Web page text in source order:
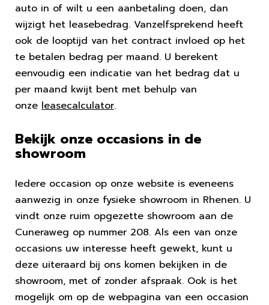
auto in of wilt u een aanbetaling doen, dan
wijzigt het leasebedrag. Vanzelfsprekend heeft
ook de looptijd van het contract invloed op het
te betalen bedrag per maand. U berekent
eenvoudig een indicatie van het bedrag dat u
per maand kwijt bent met behulp van
onze leasecalculator.
Bekijk onze occasions in de
showroom
Iedere occasion op onze website is eveneens
aanwezig in onze fysieke showroom in Rhenen. U
vindt onze ruim opgezette showroom aan de
Cuneraweg op nummer 208. Als een van onze
occasions uw interesse heeft gewekt, kunt u
deze uiteraard bij ons komen bekijken in de
showroom, met of zonder afspraak. Ook is het
mogelijk om op de webpagina van een occasion